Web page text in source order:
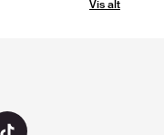
Vis alt